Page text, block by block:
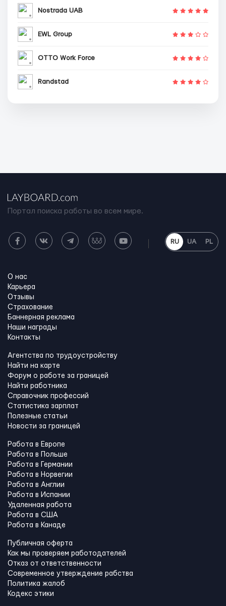
Nostrada UAB
EWL Group
OTTO Work Force
Randstad
Портал поиска работы во всем мире.
RU UA PL
О нас
Карьера
Отзывы
Страхование
Баннерная реклама
Наши награды
Контакты
Агентства по трудоустройству
Найти на карте
Форум о работе за границей
Найти работника
Справочник профессий
Статистика зарплат
Полезные статьи
Новости за границей
Работа в Европе
Работа в Польше
Работа в Германии
Работа в Норвегии
Работа в Англии
Работа в Испании
Удаленная работа
Работа в США
Работа в Канадe
Публичная оферта
Как мы проверяем работодателей
Отказ от ответственности
Современное утверждение рабства
Политика жалоб
Кодекс этики